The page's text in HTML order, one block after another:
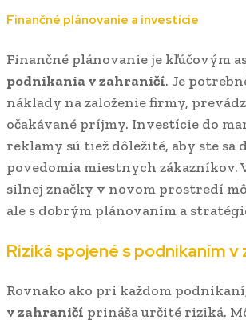
Finančné plánovanie a investície
Finančné plánovanie je kľúčovým
podnikania v zahraničí. Je
náklady na založenie firmy,
očakávané príjmy. Investície do
reklamy sú tiež dôležité, aby ste sa
povedomia miestnych zákazníkov.
silnej značky v novom prostredí
ale s dobrým plánovaním a
Riziká spojené s podnikaním v
Rovnako ako pri každom
v zahraničí prináša určité riziká.